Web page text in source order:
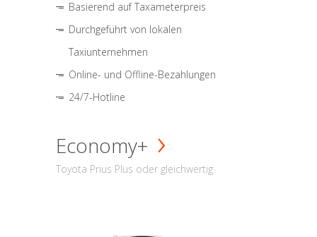
Basierend auf Taxameterpreis
Durchgeführt von lokalen
Taxiunternehmen
Online- und Offline-Bezahlungen
24/7-Hotline
Economy+
Toyota Prius Plus oder gleichwertig